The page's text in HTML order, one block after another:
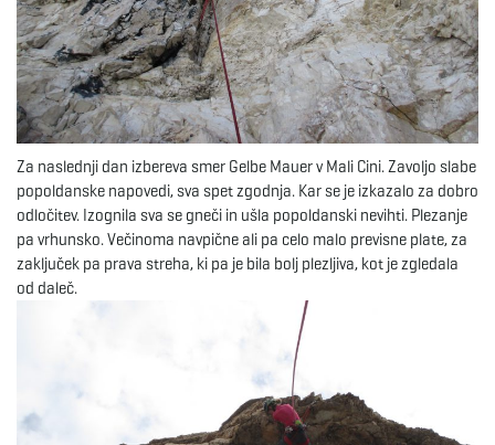
Za naslednji dan izbereva smer Gelbe Mauer v Mali Cini. Zavoljo slabe
popoldanske napovedi, sva spet zgodnja. Kar se je izkazalo za dobro
odločitev. Izognila sva se gneči in ušla popoldanski nevihti. Plezanje
pa vrhunsko. Večinoma navpične ali pa celo malo previsne plate, za
zaključek pa prava streha, ki pa je bila bolj plezljiva, kot je zgledala
od daleč.